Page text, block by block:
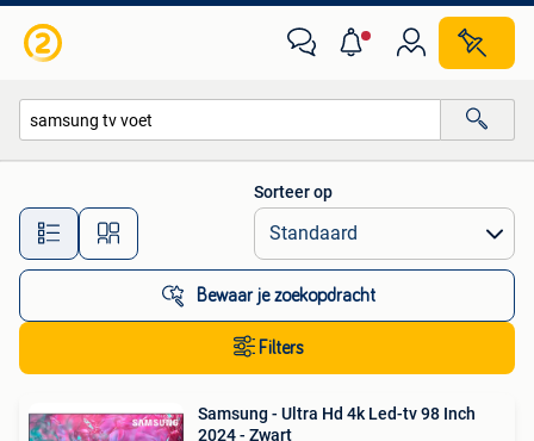
Alle afstanden…
Sorteer op
Bewaar je zoekopdracht
Filters
Samsung - Ultra Hd 4k Led-tv 98 Inch
2024 - Zwart